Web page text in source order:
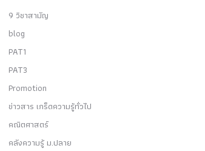
9 วิชาสามัญ
blog
PAT1
PAT3
Promotion
ข่าวสาร เกร็ดความรู้ทั่วไป
คณิตศาสตร์
คลังความรู้ ม.ปลาย